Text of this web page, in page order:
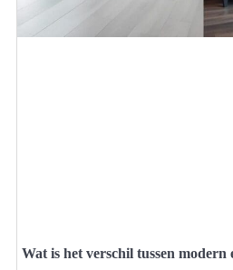
Wat is het verschil tussen modern